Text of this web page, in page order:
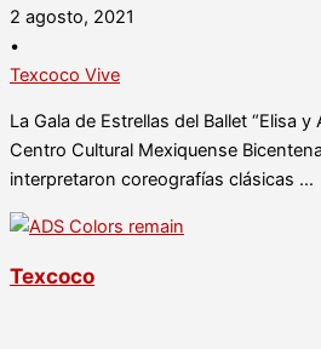
2 agosto, 2021
•
Texcoco Vive
La Gala de Estrellas del Ballet “Elisa
Centro Cultural Mexiquense
interpretaron coreografías clásicas …
Texcoco